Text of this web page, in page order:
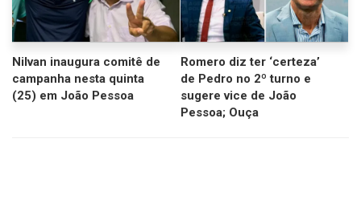
Nilvan inaugura comitê de
campanha nesta quinta
(25) em João Pessoa
Romero diz ter ‘certeza’
de Pedro no 2º turno e
sugere vice de João
Pessoa; Ouça